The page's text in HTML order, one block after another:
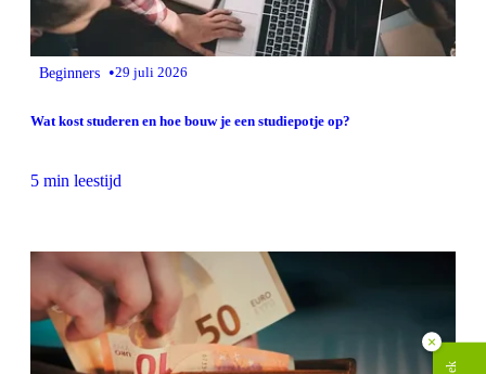
Beginners •29 juli 2026
Wat kost studeren en hoe bouw je een studiepotje op?
5 min leestijd
×